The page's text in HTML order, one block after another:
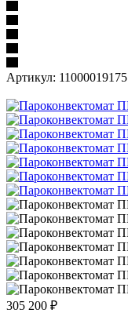
Артикул: 11000019175
305 200 ₽